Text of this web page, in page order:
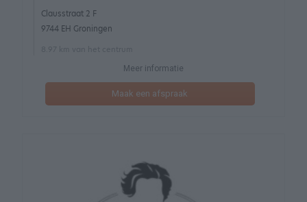
Clausstraat 2 F
9744 EH Groningen
Meer informatie
Maak een afspraak